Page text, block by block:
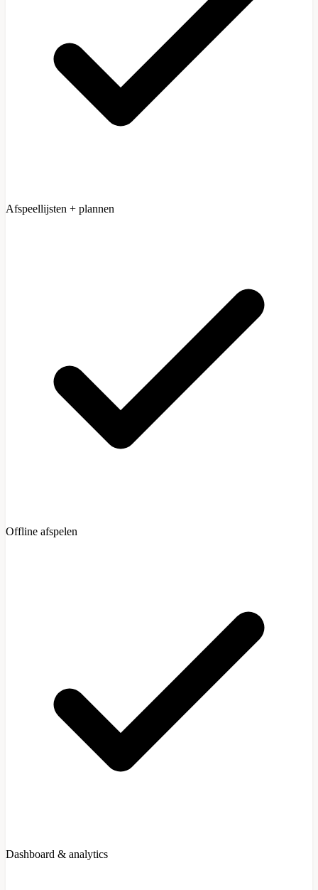
Afspeellijsten + plannen
Offline afspelen
Dashboard & analytics